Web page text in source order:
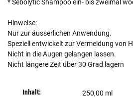
* Sebolytic Shampoo ein- bis zweimal
Hinweise:
Nur zur äusserlichen Anwendung.
Speziell entwickelt zur Vermeidung von
Nicht in die Augen gelangen lassen.
Nicht längere Zeit über 30 Grad lagern
Inhalt: 250,00 ml